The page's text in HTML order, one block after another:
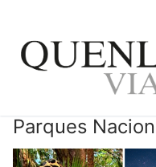
contenido
Parques